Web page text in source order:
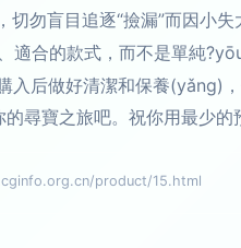
切勿盲目追逐“撿漏”而因小失
適合的款式，而不是單純
入后做好清潔和保養(yǎng)
尋寶之旅吧。祝你用最少的
product/15.html